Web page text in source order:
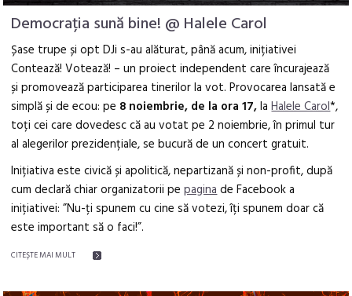
Democrația sună bine! @ Halele Carol
Șase trupe și opt DJi s-au alăturat, până acum, inițiativei
Contează! Votează! – un proiect independent care încurajează
și promovează participarea tinerilor la vot. Provocarea lansată e
simplă și de ecou: pe 8 noiembrie, de la ora 17,laHalele Carol*,
toți cei care dovedesc că au votat pe 2 noiembrie, în primul tur
al alegerilor prezidențiale, se bucură de un concert gratuit.
Inițiativa este civică și apolitică, nepartizană și non-profit, după
cum declară chiar organizatorii pepaginade Facebook a
inițiativei: ”Nu-ți spunem cu cine să votezi, îți spunem doar că
este important să o faci!”.
CITEŞTE MAI MULT